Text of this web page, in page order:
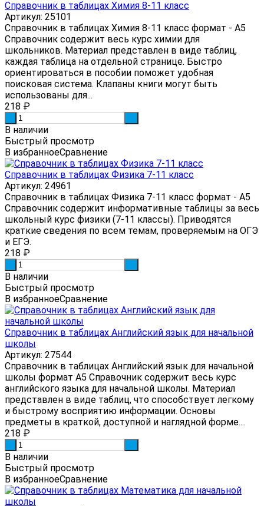
Справочник в таблицах Химия 8-11 класс
Артикул: 25101
Справочник в таблицах Химия 8-11 класс формат - А5
Справочник содержит весь курс химии для
школьников. Материал представлен в виде таблиц,
каждая таблица на отдельной странице. Быстро
ориентироваться в пособии поможет удобная
поисковая система. Клапаны книги могут быть
использованы для...
218 ₽
В наличии
Быстрый просмотр
В избранноеСравнение
Справочник в таблицах Физика 7-11 класс
Артикул: 24961
Справочник в таблицах Физика 7-11 класс формат - А5
Справочник содержит информативные таблицы за весь
школьный курс физики (7-11 классы). Приводятся
краткие сведения по всем темам, проверяемым на ОГЭ
и ЕГЭ.
218 ₽
В наличии
Быстрый просмотр
В избранноеСравнение
Справочник в таблицах Английский язык для начальной
школы
Артикул: 27544
Справочник в таблицах Английский язык для начальной
школы формат А5 Справочник содержит весь курс
английского языка для начальной школы. Материал
представлен в виде таблиц, что способствует легкому
и быстрому восприятию информации. Основы
предметы в краткой, доступной и наглядной форме....
218 ₽
В наличии
Быстрый просмотр
В избранноеСравнение